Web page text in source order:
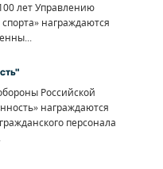
лет Управлению
награждаются
Российской
награждаются
персонала